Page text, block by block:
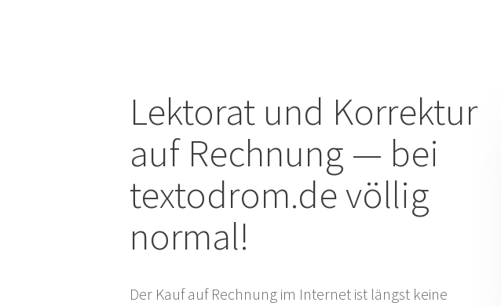
Lektorat und Korrektur
auf Rechnung — bei
textodrom.de völlig
normal!
Der Kauf auf Rechnung im Internet ist längst keine